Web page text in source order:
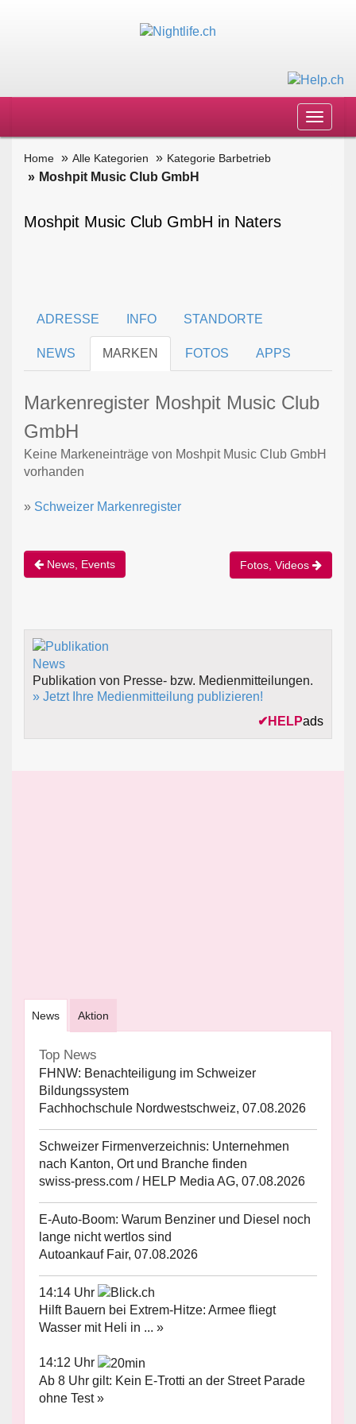
Toggle
Home Alle Kategorien Kategorie Barbetrieb
Moshpit Music Club GmbH
Moshpit Music Club GmbH in Naters
ADRESSE INFO STANDORTE
NEWS MARKEN FOTOS APPS
Markenregister Moshpit Music Club
GmbH
Keine Markeneinträge von Moshpit Music Club GmbH
vorhanden
» Schweizer Markenregister
News, Events Fotos, Videos
Publikation von Presse- bzw. Medienmitteilungen.
» Jetzt Ihre Medienmitteilung publizieren!
✔ HELPads
News Aktion
Top News
FHNW: Benachteiligung im Schweizer
Bildungssystem
Fachhochschule Nordwestschweiz, 07.08.2026
Schweizer Firmenverzeichnis: Unternehmen
nach Kanton, Ort und Branche finden
swiss-press.com / HELP Media AG, 07.08.2026
E-Auto-Boom: Warum Benziner und Diesel noch
lange nicht wertlos sind
Autoankauf Fair, 07.08.2026
14:14 Uhr
Hilft Bauern bei Extrem-Hitze: Armee fliegt
Wasser mit Heli in ... »
14:12 Uhr
Ab 8 Uhr gilt: Kein E-Trotti an der Street Parade
ohne Test »